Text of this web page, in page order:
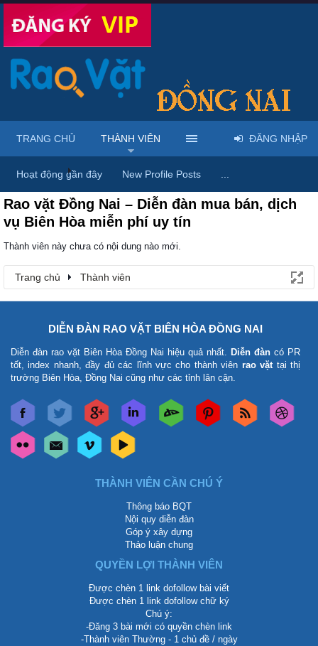
Trang chủ Thành viên
Rao vặt Đồng Nai – Diễn đàn mua bán, dịch
vụ Biên Hòa miễn phí uy tín
Thành viên này chưa có nội dung nào mới.
Trang chủ Thành viên
TRANG CHỦ THÀNH VIÊN
Hoạt động gần đây New Profile Posts
ĐĂNG NHẬP
DIỄN ĐÀN RAO VẶT BIÊN HÒA ĐỒNG NAI
Diễn đàn rao vặt Biên Hòa Đồng Nai hiệu quả nhất. Diễn đàn có PR
tốt, index nhanh, đầy đủ các lĩnh vực cho thành viên rao vặttại thị
trường Biên Hòa, Đồng Nai cũng như các tỉnh lân cận.
THÀNH VIÊN CẦN CHÚ Ý
Thông báo BQT
Nội quy diễn đàn
Góp ý xây dựng
Thảo luận chung
QUYỀN LỢI THÀNH VIÊN
Được chèn 1 link dofollow bài viết
Được chèn 1 link dofollow chữ ký
Chú ý:
-Đăng 3 bài mới có quyền chèn link
-Thành viên Thường - 1 chủ đề / ngày